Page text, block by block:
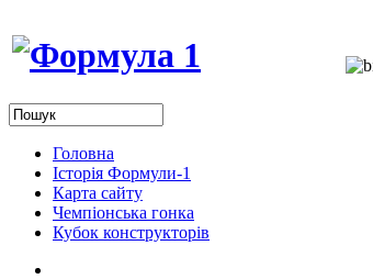
Головна
Історія Формули-1
Карта сайту
Чемпіонська гонка
Кубок конструкторів